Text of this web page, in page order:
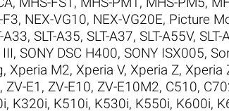
F3, NEX-VG10, NEX-VG20E, Picture
A33, SLT-A35, SLT-A37, SLT-A55V, SLT-
, SONY DSC H400, SONY ISX005,
, Xperia M2, Xperia V, Xperia Z, Xperia
, ZV-E1 , ZV-E10, ZV-E10M2, C510,
, K320i, K510i, K530i, K550i, K600i,